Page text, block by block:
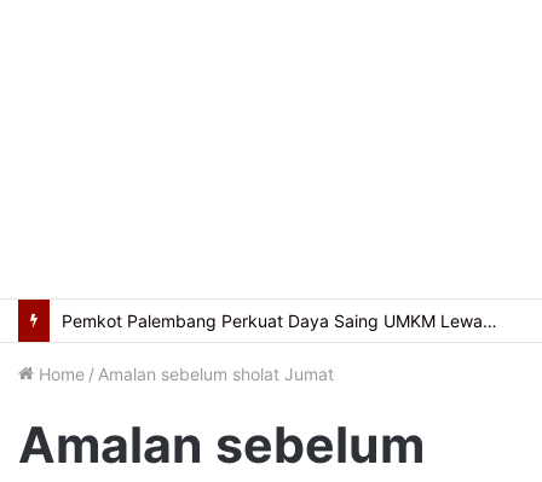
Pemkot Palembang Perkuat Daya Saing UMKM Lewat Seminar Transformasi Digital
Home / Amalan sebelum sholat Jumat
Amalan sebelum